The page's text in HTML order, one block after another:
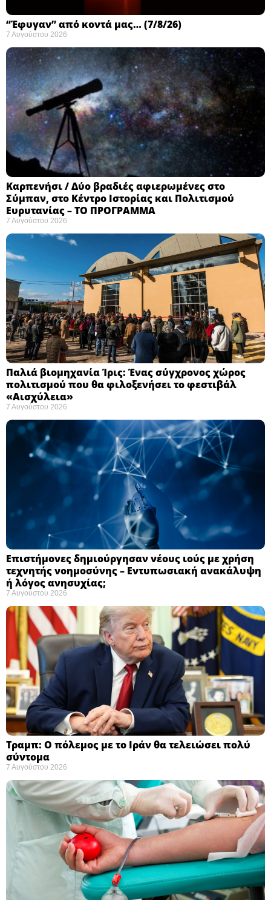
“Έφυγαν” από κοντά μας… (7/8/26)
7 Αυγούστου 2026
Καρπενήσι / Δύο βραδιές αφιερωμένες στο
Σύμπαν, στο Κέντρο Ιστορίας και Πολιτισμού
Ευρυτανίας – ΤΟ ΠΡΟΓΡΑΜΜΑ
7 Αυγούστου 2026
Παλιά βιομηχανία Ίρις: Ένας σύγχρονος χώρος
πολιτισμού που θα φιλοξενήσει το φεστιβάλ
«Αισχύλεια» ​
7 Αυγούστου 2026
Επιστήμονες δημιούργησαν νέους ιούς με χρήση
τεχνητής νοημοσύνης – Εντυπωσιακή ανακάλυψη
ή λόγος ανησυχίας; ​
7 Αυγούστου 2026
Τραμπ: Ο πόλεμος με το Ιράν θα τελειώσει πολύ
σύντομα ​
7 Αυγούστου 2026